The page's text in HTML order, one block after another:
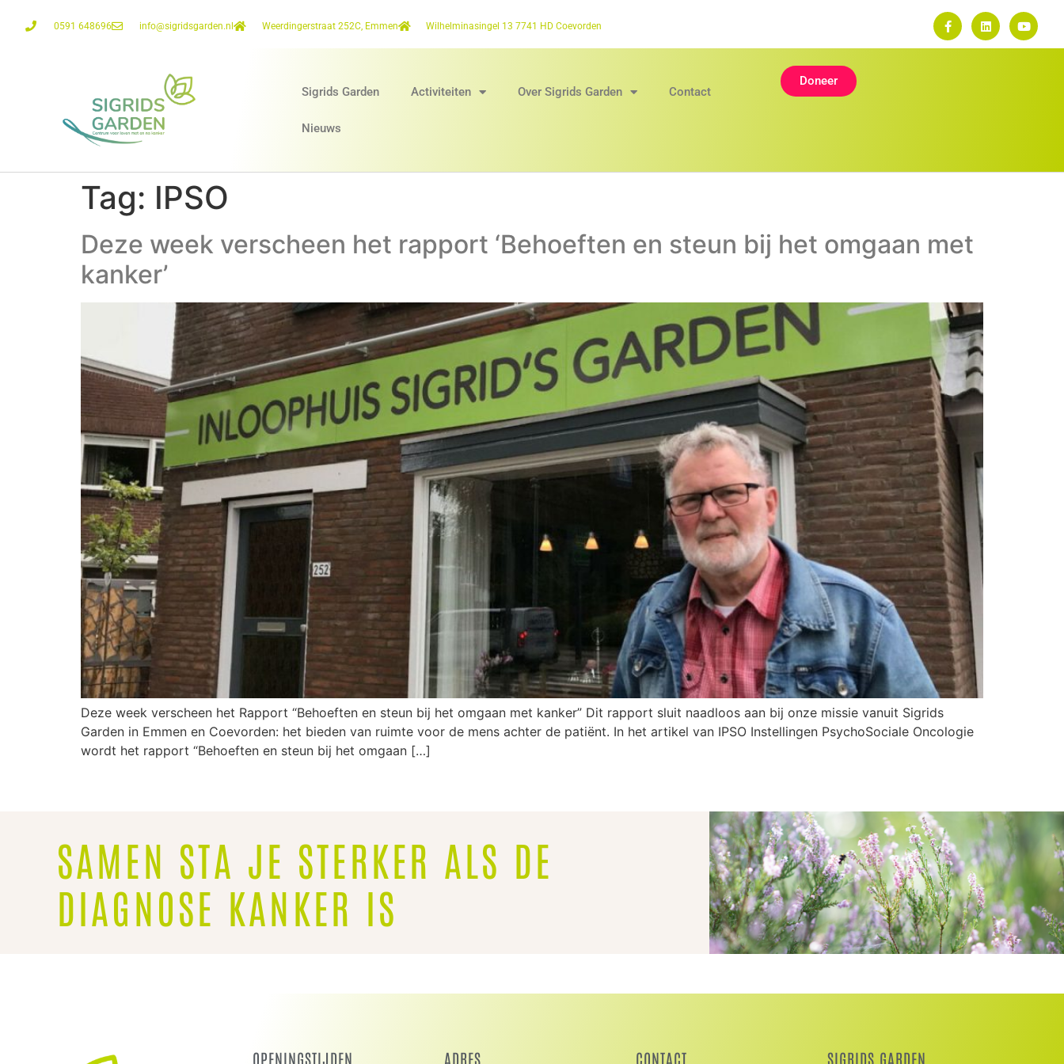
0591 648696 info@sigridsgarden.nl Weerdingerstraat 252C, Emmen Wilhelminasingel 13 7741 HD Coevorden
Sigrids Garden Activiteiten Over Sigrids Garden Contact
Nieuws
Doneer
Tag: IPSO
Deze week verscheen het rapport ‘Behoeften en steun bij het omgaan met
kanker’
Deze week verscheen het Rapport “Behoeften en steun bij het omgaan met kanker” Dit rapport sluit naadloos aan bij onze missie vanuit Sigrids
Garden in Emmen en Coevorden: het bieden van ruimte voor de mens achter de patiënt. In het artikel van IPSO Instellingen PsychoSociale Oncologie
wordt het rapport “Behoeften en steun bij het omgaan […]
SAMEN STA JE STERKER ALS DE
DIAGNOSE KANKER IS
OPENINGSTIJDEN ADRES CONTACT SIGRIDS GARDEN